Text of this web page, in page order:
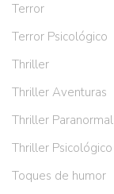
Terror
Terror Psicológico
Thriller
Thriller Aventuras
Thriller Paranormal
Thriller Psicológico
Toques de humor